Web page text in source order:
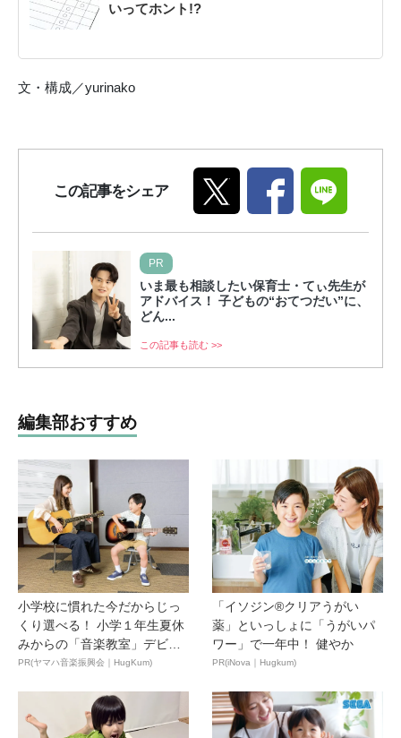
いってホント!?
文・構成／yurinako
この記事をシェア
PR
いま最も相談したい保育士・てぃ先生が
アドバイス！ 子どもの“おてつだい”に、
どん...
この記事も読む >>
編集部おすすめ
小学校に慣れた今だからじっ
くり選べる！ 小学１年生夏休
みからの「音楽教室」デビ
ュ...
PR(ヤマハ音楽振興会｜HugKum)
「イソジン®クリアうがい
薬」といっしょに「うがいパ
ワー」で一年中！ 健やか
PR(iNova｜Hugkum)